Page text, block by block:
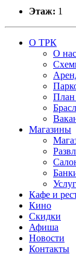
Этаж: 1
О ТРК
О нас
План
Магазины
Кафе и
Кино
Скидки
Афиша
Новости
Контакты